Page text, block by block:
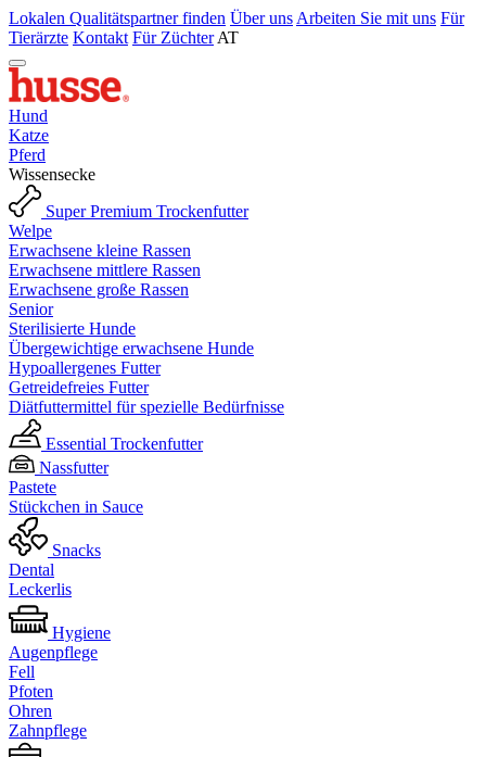
Lokalen Qualitätspartner finden Über uns Arbeiten Sie mit uns Für
Tierärzte Kontakt Für Züchter AT
Hund
Katze
Pferd
Wissensecke
Super Premium Trockenfutter
Welpe
Erwachsene kleine Rassen
Erwachsene mittlere Rassen
Erwachsene große Rassen
Senior
Sterilisierte Hunde
Übergewichtige erwachsene Hunde
Hypoallergenes Futter
Getreidefreies Futter
Diätfuttermittel für spezielle Bedürfnisse
Essential Trockenfutter
Nassfutter
Pastete
Stückchen in Sauce
Snacks
Dental
Leckerlis
Hygiene
Augenpflege
Fell
Pfoten
Ohren
Zahnpflege